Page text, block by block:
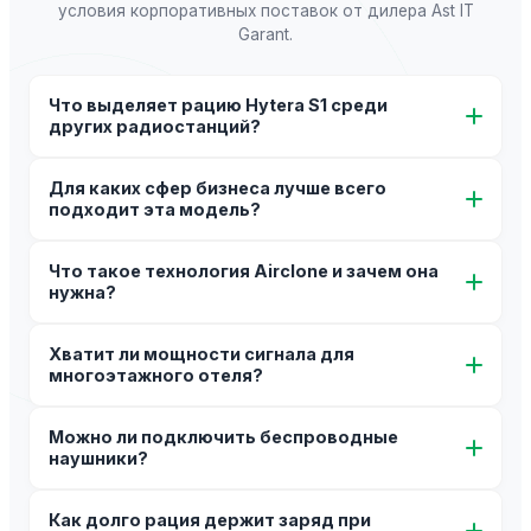
условия корпоративных поставок от дилера Ast IT
Garant.
Что выделяет рацию Hytera S1 среди
других радиостанций?
антенны, вес 135г и премиальный внешний вид,
идеально подходящий для униформы персонала отелей,
Для каких сфер бизнеса лучше всего
подходит эта модель?
рестораны, кафе), а также для ритейла, ивент-агентств,
торговых центров и выездного кейтеринга.
Что такое технология Airclone и зачем она
нужна?
клонирования конфигурации с одной рации на весь парк
(до десятков устройств) за считанные секунды без
Хватит ли мощности сигнала для
многоэтажного отеля?
передатчика 3 Вт, что гарантирует уверенное
пробивание бетонных перекрытий от подземного
Можно ли подключить беспроводные
наушники?
подключение оригинальных беспроводных гарнитур для
Как долго рация держит заряд при